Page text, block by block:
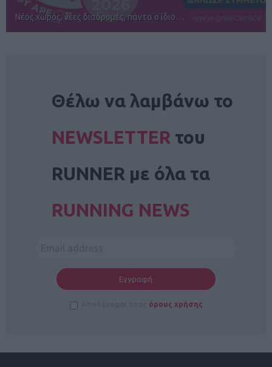
Αγώνες για όλους στην Ρόδο
Θέλω να λαμβάνω το
NEWSLETTER του
RUNNER με όλα τα
RUNNING NEWS
όρους χρήσης